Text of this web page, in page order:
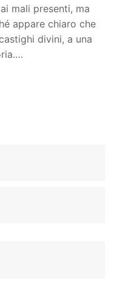
mali presenti, ma
appare chiaro che
divini, a una